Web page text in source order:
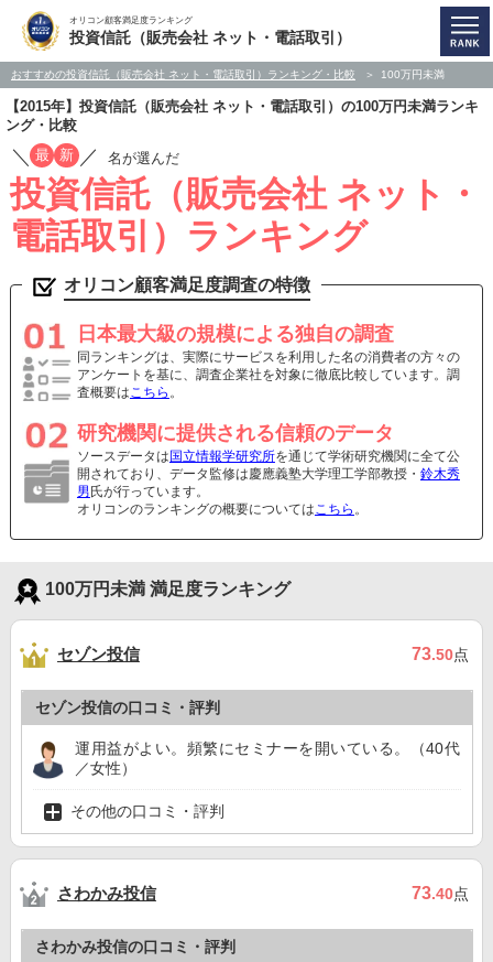
オリコン顧客満足度ランキング
投資信託（販売会社 ネット・電話取引）
おすすめの投資信託（販売会社 ネット・電話取引）ランキング・比較 100万円未満
【2015年】投資信託（販売会社 ネット・電話取引）の100万円未満ランキ
ング・比較
／ 最 新 ／ 名が選んだ
投資信託（販売会社 ネット・
電話取引）ランキング
オリコン顧客満足度調査の特徴
日本最大級の規模による独自の調査
同ランキングは、実際にサービスを利用した名の消費者の方々の
アンケートを基に、調査企業社を対象に徹底比較しています。調
査概要はこちら 。
研究機関に提供される信頼のデータ
ソースデータは 国立情報学研究所を通じて学術研究機関に全て公
開されており、データ監修は慶應義塾大学理工学部教授・ 鈴木秀
男 氏が行っています。
オリコンのランキングの概要についてはこちら 。
100万円未満 満足度ランキング
セゾン投信 73.50点
セゾン投信の口コミ・評判
運用益がよい。頻繁にセミナーを開いている。（40代
／女性）
その他の口コミ・評判
さわかみ投信 73.40点
さわかみ投信の口コミ・評判